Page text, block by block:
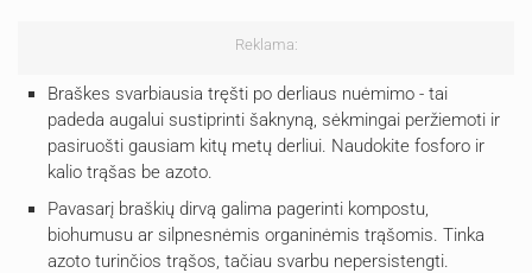
Reklama:
Braškes svarbiausia tręšti po derliaus nuėmimo - tai
padeda augalui sustiprinti šaknyną, sėkmingai peržiemoti ir
pasiruošti gausiam kitų metų derliui. Naudokite fosforo ir
kalio trąšas be azoto.
Pavasarį braškių dirvą galima pagerinti kompostu,
biohumusu ar silpnesnėmis organinėmis trąšomis. Tinka
azoto turinčios trąšos, tačiau svarbu nepersistengti.